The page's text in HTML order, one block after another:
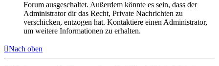
Forum ausgeschaltet. Außerdem könnte es sein, dass der
Administrator dir das Recht, Private Nachrichten zu
verschicken, entzogen hat. Kontaktiere einen Administrator,
um weitere Informationen zu erhalten.
Nach oben